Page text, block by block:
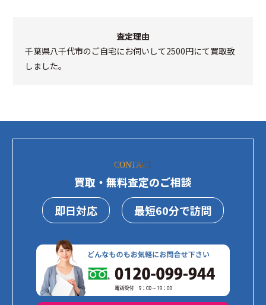
査定理由
千葉県八千代市のご自宅にお伺いして2500円にて買取致
しました。
CONTACT
買取・無料査定のご相談
即日対応
最短60分で訪問